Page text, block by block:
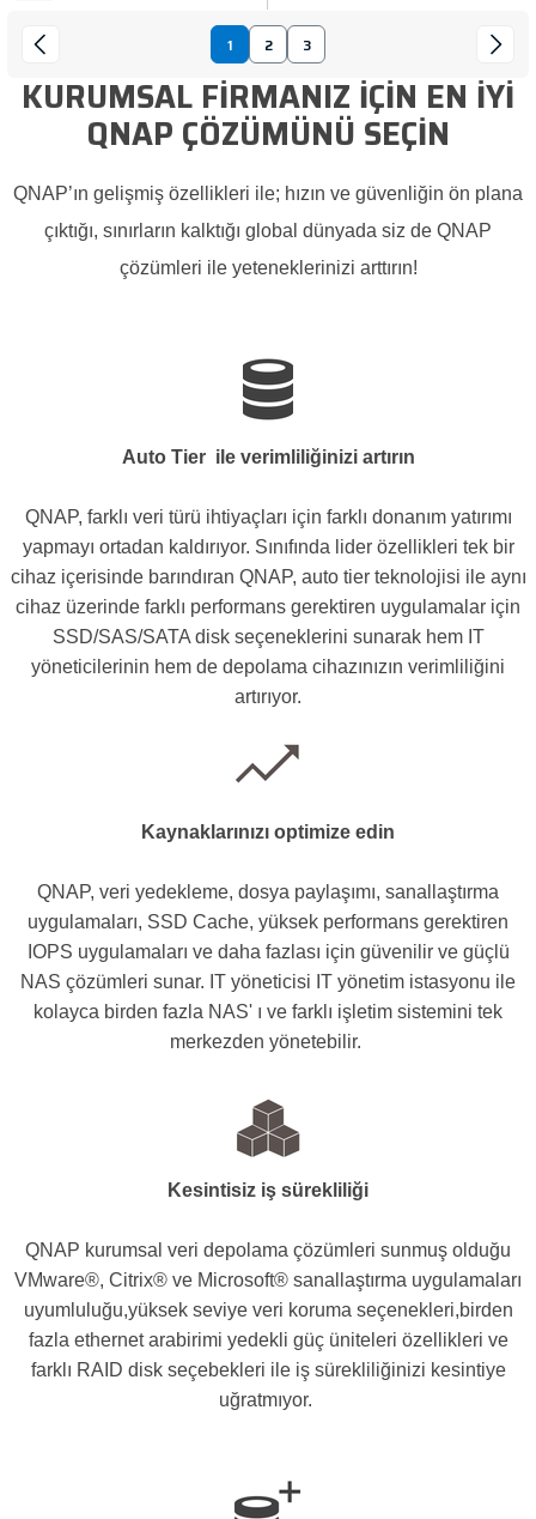
1 2 3
KURUMSAL FİRMANIZ İÇİN EN İYİ
QNAP ÇÖZÜMÜNÜ SEÇİN
QNAP’ın gelişmiş özellikleri ile; hızın ve güvenliğin ön plana
çıktığı, sınırların kalktığı global dünyada siz de QNAP
çözümleri ile yeteneklerinizi arttırın!
Auto Tier ile verimliliğinizi artırın
QNAP, farklı veri türü ihtiyaçları için farklı donanım yatırımı
yapmayı ortadan kaldırıyor. Sınıfında lider özellikleri tek bir
cihaz içerisinde barındıran QNAP, auto tier teknolojisi ile aynı
cihaz üzerinde farklı performans gerektiren uygulamalar için
SSD/SAS/SATA disk seçeneklerini sunarak hem IT
yöneticilerinin hem de depolama cihazınızın verimliliğini
artırıyor.
Kaynaklarınızı optimize edin
QNAP, veri yedekleme, dosya paylaşımı, sanallaştırma
uygulamaları, SSD Cache, yüksek performans gerektiren
IOPS uygulamaları ve daha fazlası için güvenilir ve güçlü
NAS çözümleri sunar. IT yöneticisi IT yönetim istasyonu ile
kolayca birden fazla NAS' ı ve farklı işletim sistemini tek
merkezden yönetebilir.
Kesintisiz iş sürekliliği
QNAP kurumsal veri depolama çözümleri sunmuş olduğu
VMware®, Citrix® ve Microsoft® sanallaştırma uygulamaları
uyumluluğu,yüksek seviye veri koruma seçenekleri,birden
fazla ethernet arabirimi yedekli güç üniteleri özellikleri ve
farklı RAID disk seçebekleri ile iş sürekliliğinizi kesintiye
uğratmıyor.